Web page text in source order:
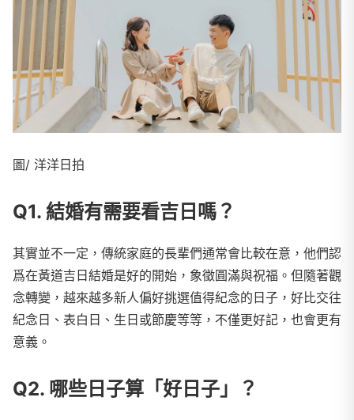
圖/ 洋洋日拍
Q1. 結婚有需要看吉日嗎？
其實並不一定，傳統家庭的長輩們通常會比較在意，他們認
爲在黃道吉日結婚是好的開始，象徵圓滿與祝福。但隨著觀
念轉變，越來越多新人偏好挑選值得紀念的日子，好比交往
紀念日、表白日、生日或節慶等等，不僅更好記，也會更有
意義。
Q2. 哪些日子算「好日子」？